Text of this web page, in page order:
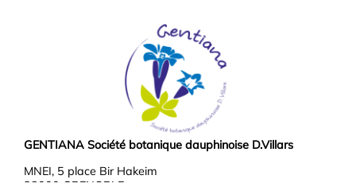
GENTIANA Société botanique dauphinoise D.Villars
MNEI, 5 place Bir Hakeim
38000 GRENOBLE